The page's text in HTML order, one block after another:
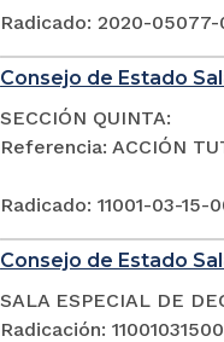
Radicado: 2020-
Consejo de Estado
SECCIÓN QUINTA:
Referencia: ACCIÓN
Radicado: 11001-03-15-
Consejo de Estado
SALA ESPECIAL DE
Radicación: